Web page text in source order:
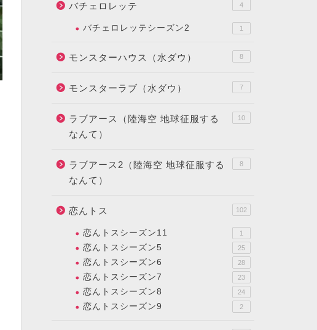
バチェロレッテ 4
バチェロレッテシーズン2 1
モンスターハウス（水ダウ） 8
モンスターラブ（水ダウ） 7
ラブアース（陸海空 地球征服する
なんて）
10
ラブアース2（陸海空 地球征服する
なんて）
8
恋んトス 102
恋んトスシーズン11 1
恋んトスシーズン5 25
恋んトスシーズン6 28
恋んトスシーズン7 23
恋んトスシーズン8 24
恋んトスシーズン9 2